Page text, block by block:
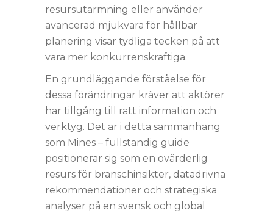
resursutarmning eller använder
avancerad mjukvara för hållbar
planering visar tydliga tecken på att
vara mer konkurrenskraftiga.
En grundläggande förståelse för
dessa förändringar kräver att aktörer
har tillgång till rätt information och
verktyg. Det är i detta sammanhang
som Mines – fullständig guide
positionerar sig som en ovärderlig
resurs för branschinsikter, datadrivna
rekommendationer och strategiska
analyser på en svensk och global